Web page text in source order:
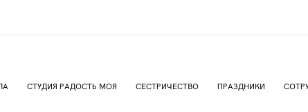
СТУДИЯ РАДОСТЬ МОЯ СЕСТРИЧЕСТВО ПРАЗДНИКИ